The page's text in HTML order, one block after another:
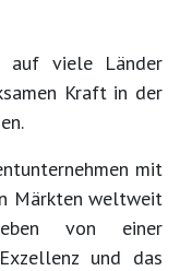
auf viele Länder
Kraft in der
mit
Märkten weltweit
von einer
und das